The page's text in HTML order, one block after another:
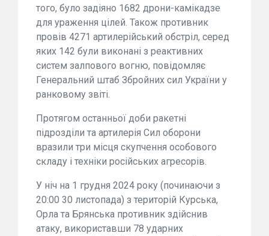
того, було задіяно 1682 дрони-камікадзе
для ураження цілей. Також противник
провів 4271 артилерійський обстріл, серед
яких 142 були виконані з реактивних
систем залпового вогню, повідомляє
Генеральний штаб Збройних сил України у
ранковому звіті.
Протягом останньої доби ракетні
підрозділи та артилерія Сил оборони
вразили три місця скупчення особового
складу і техніки російських агресорів.
У ніч на 1 грудня 2024 року (починаючи з
20:00 30 листопада) з територій Курська,
Орла та Брянська противник здійснив
атаку, використавши 78 ударних